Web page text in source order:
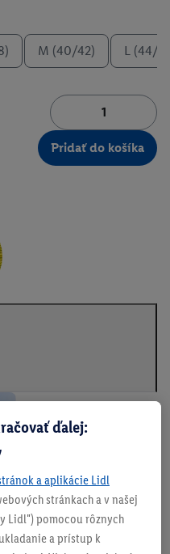
M (40/42) L (44/
Pridať do košíka
ďalej:
a aplikácie Lidl
stránkach a v našej
Lidl") pomocou rôznych
a prístup k